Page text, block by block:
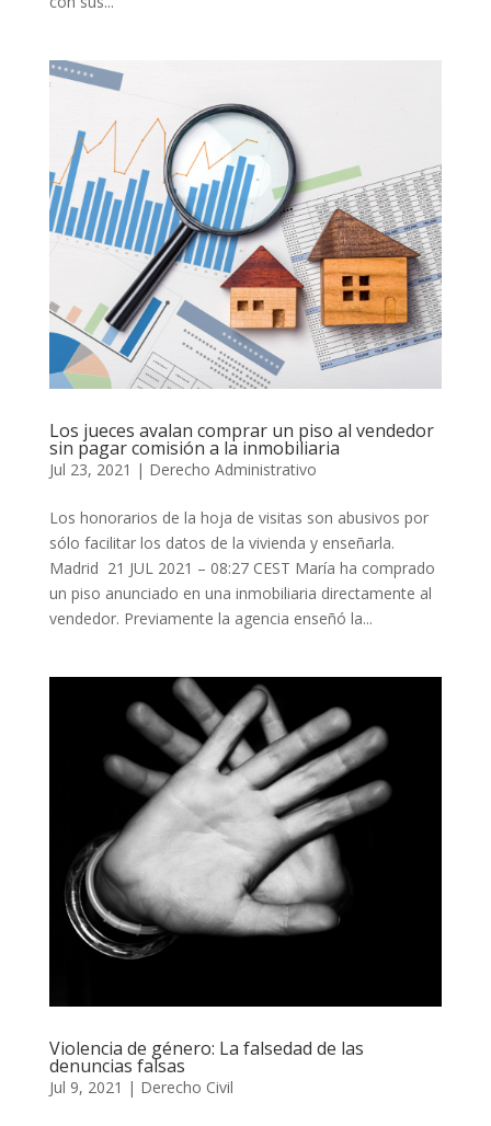
Los jueces avalan comprar un piso al vendedor
sin pagar comisión a la inmobiliaria
Jul 23, 2021 | Derecho Administrativo
Los honorarios de la hoja de visitas son abusivos por
sólo facilitar los datos de la vivienda y enseñarla.
Madrid 21 JUL 2021 – 08:27 CEST María ha comprado
un piso anunciado en una inmobiliaria directamente al
vendedor. Previamente la agencia enseñó la...
Violencia de género: La falsedad de las
denuncias falsas
Jul 9, 2021 | Derecho Civil